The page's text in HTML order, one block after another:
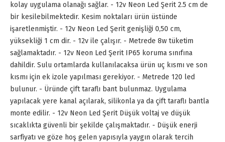
kolay uygulama olanağı sağlar. - 12v Neon Led Şerit 2.5 cm de
bir kesilebilmektedir. Kesim noktaları ürün üstünde
işaretlenmiştir. - 12v Neon Led Şerit genişliği 0,50 cm,
yüksekliği 1 cm dir. - 12v ile çalışır. - Metrede 8w tüketim
sağlamaktadır. - 12v Neon Led Şerit IP65 koruma sınıfına
dahildir. Sulu ortamlarda kullanılacaksa ürün uç kısmı ve son
kısmı için ek izole yapılması gerekiyor. - Metrede 120 led
bulunur. - Üründe çift taraflı bant bulunmaz. Uygulama
yapılacak yere kanal açılarak, silikonla ya da çift taraflı bantla
monte edilir. - 12v Neon Led Şerit Düşük voltaj ve düşük
sıcaklıkta güvenli bir şekilde çalışmaktadır. - Düşük enerji
sarfiyatı ve göze hoş gelen yapısıyla yaygın olarak tercih